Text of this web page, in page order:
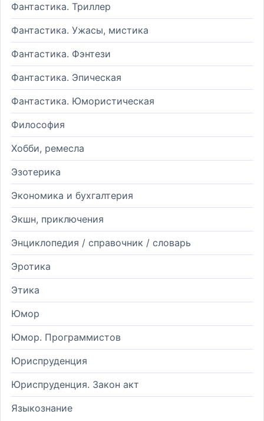
Фантастика. Триллер
Фантастика. Ужасы, мистика
Фантастика. Фэнтези
Фантастика. Эпическая
Фантастика. Юмористическая
Философия
Хобби, ремесла
Эзотерика
Экономика и бухгалтерия
Экшн, приключения
Энциклопедия / справочник / словарь
Эротика
Этика
Юмор
Юмор. Программистов
Юриспруденция
Юриспруденция. Закон акт
Языкознание